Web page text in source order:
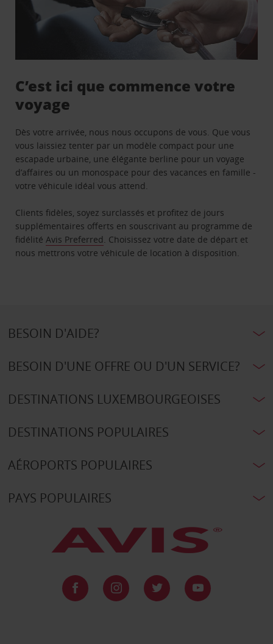
C’est ici que commence votre
voyage
Dès votre arrivée, nous nous occupons de vous. Que vous
vous laissiez tenter par un modèle compact pour une
escapade urbaine, une élégante berline pour un voyage
d’affaires ou un monospace pour des vacances en famille -
votre véhicule idéal vous attend.
Clients fidèles, soyez surclassés et profitez de jours
supplémentaires offerts en souscrivant au programme de
fidélitéAvis Preferred. Choisissez votre date de départ et
nous mettrons votre véhicule de location à disposition.
BESOIN D'AIDE?
BESOIN D'UNE OFFRE OU D'UN SERVICE?
DESTINATIONS LUXEMBOURGEOISES
DESTINATIONS POPULAIRES
AÉROPORTS POPULAIRES
PAYS POPULAIRES